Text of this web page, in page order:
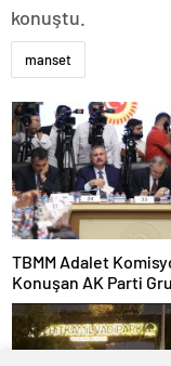
konuştu.
manset
TBMM Adalet
Konuşan AK Parti
Başkanvekili
“Kanun Teklifi
Teklifidir”